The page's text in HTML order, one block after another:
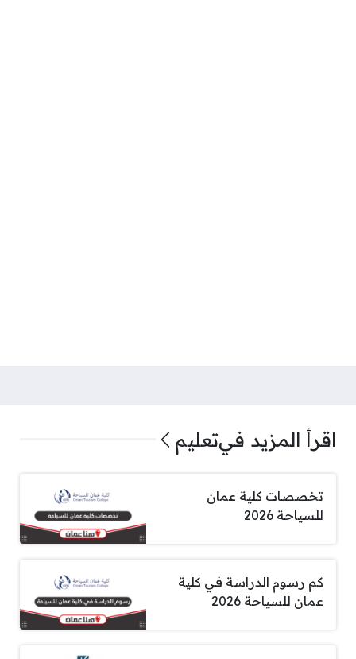
اقرأ المزيد فيتعليم
تخصصات كلية عمان
للسياحة 2026
كم رسوم الدراسة في كلية
عمان للسياحة 2026